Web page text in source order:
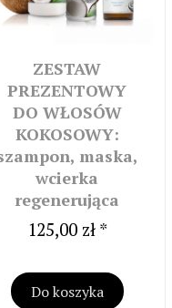
ZESTAW
PREZENTOWY
DO WŁOSÓW
KOKOSOWY:
maska,
wcierka
regenerująca
125,00 zł *
Do koszyka